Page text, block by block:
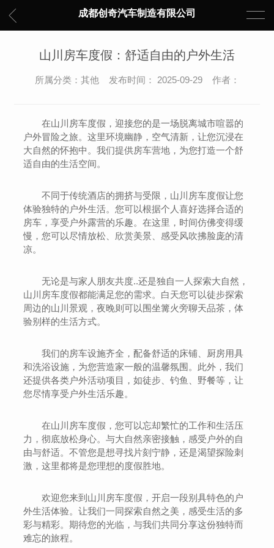
成都创奇汽车制造有限公司
山川房车度假：舒适自由的户外生活
所属分类：其他 发布时间： 2025-09-29 作者：
在山川房车度假，迎接您的是一场脱离城市喧嚣的
户外冒险之旅。这里环境幽静，空气清新，让您沉浸在
大自然的怀抱中。我们提供房车营地，为您打造一个舒
适自由的生活空间。
不同于传统酒店的拥挤与受限，山川房车度假让您
体验独特的户外生活。您可以根据个人喜好选择合适的
房车，享受户外露营的乐趣。在这里，时间仿佛变得缓
慢，您可以尽情放松、欣赏美景、感受风吹拂脸庞的清
凉。
无论是与家人朋友共度..还是独自一人探索大自然，
山川房车度假都能满足您的需求。白天您可以徒步探索
周边的山川景观，夜晚则可以围坐篝火旁聊天品茶，体
验别样的生活方式。
我们的房车设施齐全，配备舒适的床铺、厨房用具
和洗浴设施，为您营造家一般的温馨氛围。此外，我们
还提供各类户外活动项目，如徒步、钓鱼、野餐等，让
您尽情享受户外生活乐趣。
在山川房车度假，您可以忘却繁忙的工作和生活压
力，彻底放松身心。与大自然亲密接触，感受户外的自
由与舒适。不管您是想寻找片刻宁静，还是渴望探险刺
激，这里都将是您理想的度假胜地。
欢迎您来到山川房车度假，开启一段别具特色的户
外生活体验。让我们一同探索自然之美，感受生活的多
彩与精彩。期待您的光临，与我们共同分享这份独特而
难忘的旅程。